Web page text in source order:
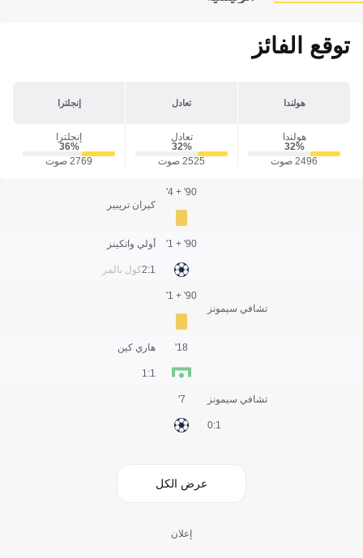
توقع الفائز
هولندا تعادل إنجلترا
هولندا
32‎%‎
2496 صوت
تعادل
32‎%‎
2525 صوت
إنجلترا
36‎%‎
2769 صوت
كيران تريبير
90' + 4'
أولي واتكينز
كول بالمر1:2
90' + 1'
تشافي سيمونز
90' + 1'
هاري كين
1:1
18'
تشافي سيمونز
1:0
7'
عرض الكل
إعلان